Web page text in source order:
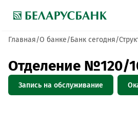
Главная О банке Банк сегодня
Отделение №120/
Запись на обслуживание